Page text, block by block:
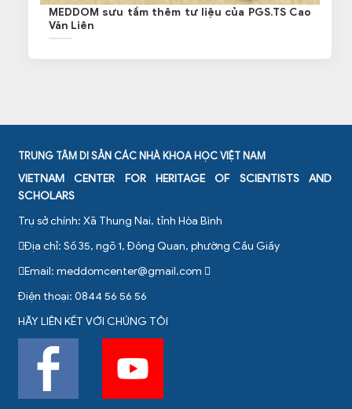
MEDDOM sưu tầm thêm tư liệu của PGS.TS Cao
Văn Liên
TRUNG TÂM DI SẢN CÁC NHÀ KHOA HỌC VIỆT NAM
VIETNAM CENTER FOR HERITAGE OF SCIENTISTS AND
SCHOLARS
Trụ sở chính: Xã Thung Nai, tỉnh Hòa Bình
Địa chỉ: Số 35, ngõ 1, Đông Quan, phường Cầu Giấy
Email: meddomcenter@gmail.com
Điện thoại: 0844 56 56 56
HÃY LIÊN KẾT VỚI CHÚNG TÔI